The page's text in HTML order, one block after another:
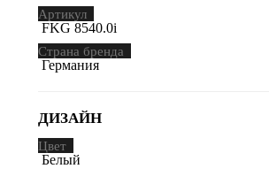
Артикул
FKG 8540.0i
Страна бренда
Германия
ДИЗАЙН
Цвет
Белый